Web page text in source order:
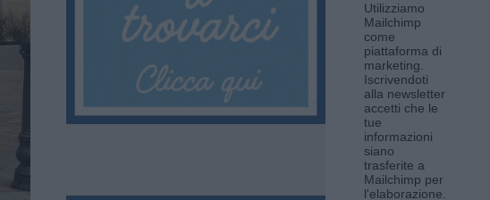
Utilizziamo
Mailchimp
come
piattaforma di
marketing.
Iscrivendoti
alla newsletter
accetti che le
tue
informazioni
siano
trasferite a
Mailchimp per
l'elaborazione.